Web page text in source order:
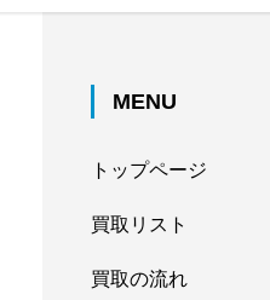
MENU
トップページ
買取リスト
買取の流れ